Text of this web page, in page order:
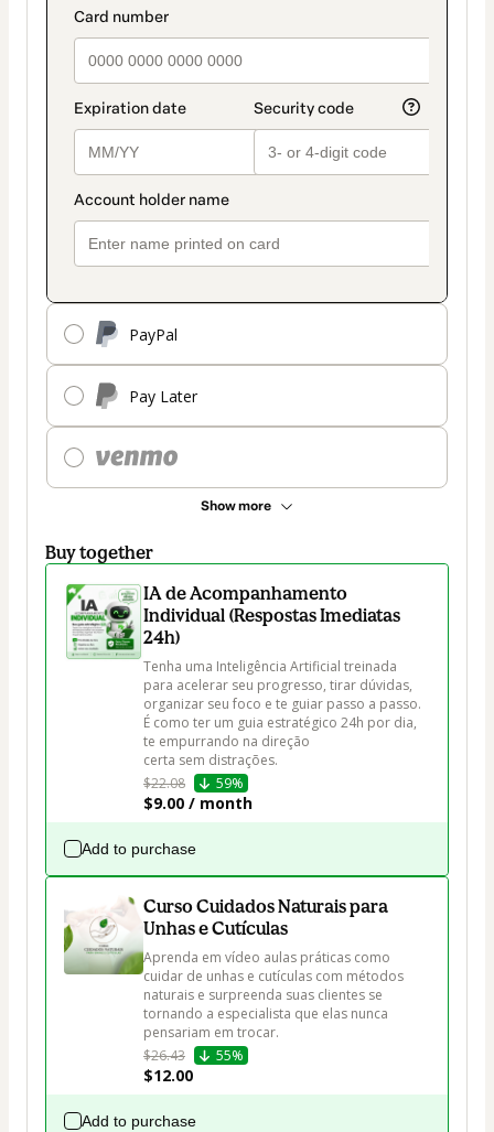
payment_data.section_title_v2
PayPal
Pay Later
Show more
method
Buy together
IA de Acompanhamento
Individual (Respostas Imediatas
24h)
Tenha uma Inteligência Artificial treinada
para acelerar seu progresso, tirar dúvidas,
organizar seu foco e te guiar passo a passo.
É como ter um guia estratégico 24h por dia,
te empurrando na direção
certa sem distrações.
$22.08
59%
$9.00 / month
Add to purchase
Curso Cuidados Naturais para
Unhas e Cutículas
Aprenda em vídeo aulas práticas como
cuidar de unhas e cutículas com métodos
naturais e surpreenda suas clientes se
tornando a especialista que elas nunca
pensariam em trocar.
$26.43
55%
$12.00
Add to purchase